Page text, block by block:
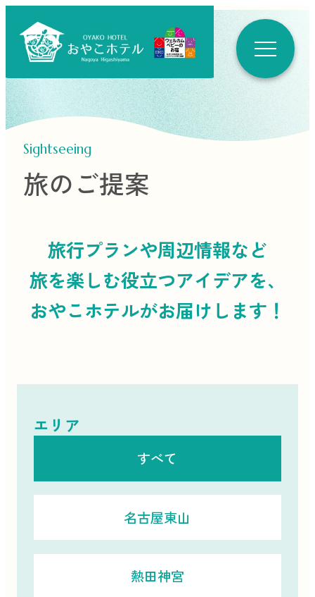
Sightseeing
旅のご提案
旅行プランや周辺情報など
旅を楽しむ役立つアイデアを、
おやこホテルがお届けします！
エリア
すべて
名古屋東山
熱田神宮